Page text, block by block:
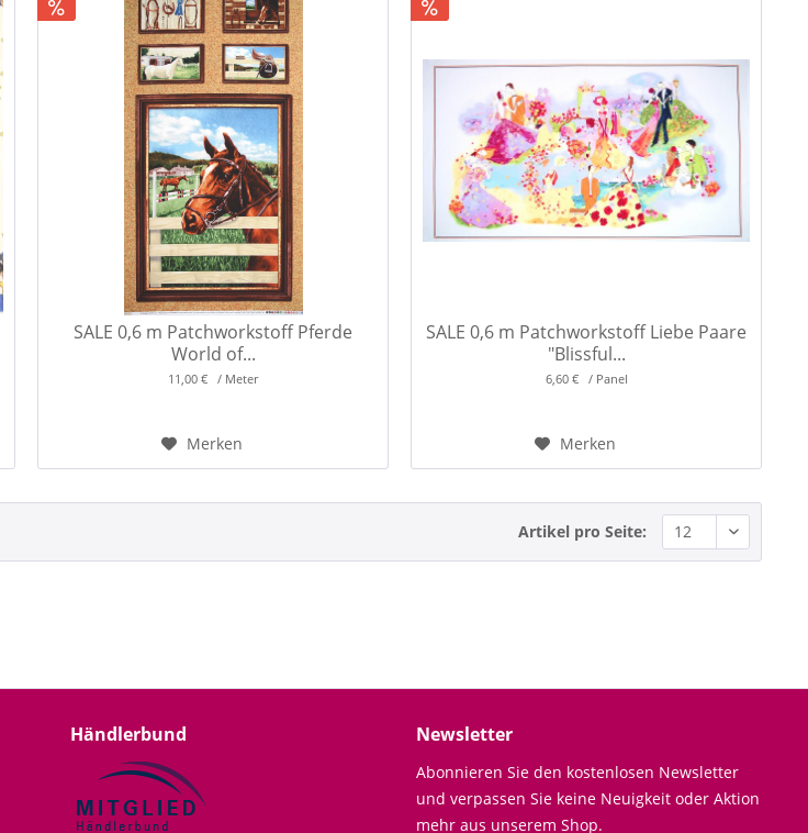
SALE 0,6 m Patchworkstoff Pferde
World of...
11,00 € / Meter
Merken
SALE 0,6 m Patchworkstoff Liebe Paare
"Blissful...
6,60 € / Panel
Merken
Artikel pro Seite:
Händlerbund Newsletter
Abonnieren Sie den kostenlosen Newsletter
und verpassen Sie keine Neuigkeit oder Aktion
mehr aus unserem Shop.